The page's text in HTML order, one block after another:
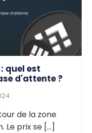
: quel est
d'attente ?
de la zone
Le prix se [...]